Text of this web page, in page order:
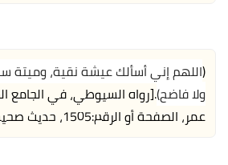
(اللهم إني أسألك عيشة نقية، وميتة
ولا فاضح).[رواه السيوطي، في الجامع
عمر، الصفحة أو الرقم:1505، حديث صحيح.]